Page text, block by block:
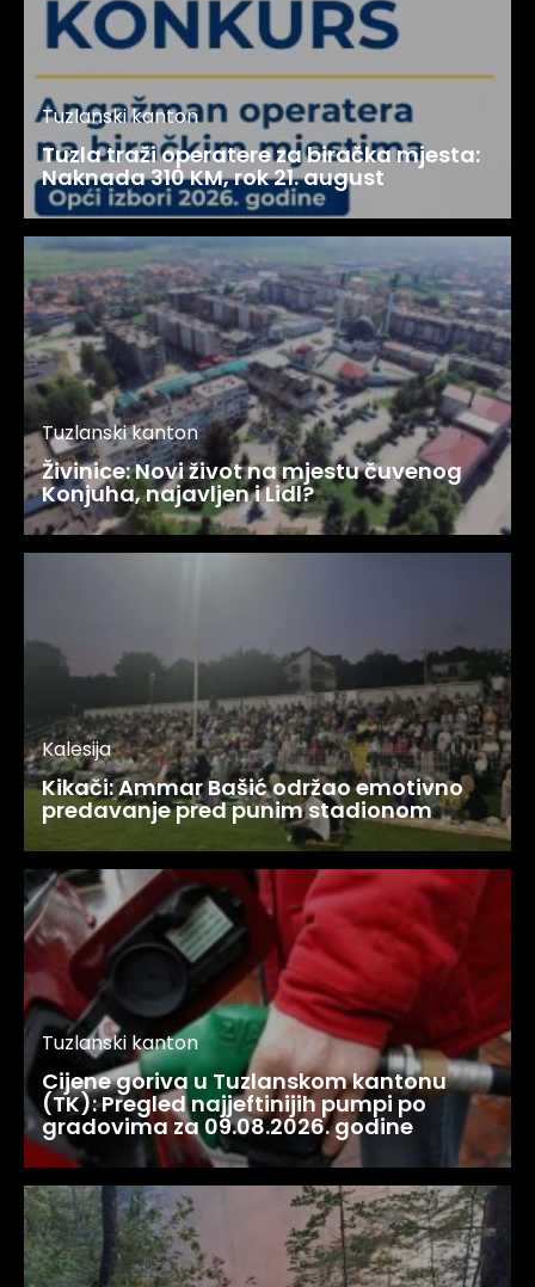
Tuzlanski kanton
Tuzla traži operatere za biračka mjesta:
Naknada 310 KM, rok 21. august
Tuzlanski kanton
Živinice: Novi život na mjestu čuvenog
Konjuha, najavljen i Lidl?
Kalesija
Kikači: Ammar Bašić održao emotivno
predavanje pred punim stadionom
Tuzlanski kanton
Cijene goriva u Tuzlanskom kantonu
(TK): Pregled najjeftinijih pumpi po
gradovima za 09.08.2026. godine